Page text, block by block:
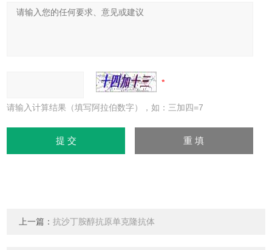
请输入计算结果（填写阿拉伯数字），如：三加四=7
上一篇：抗沙丁胺醇抗原单克隆抗体